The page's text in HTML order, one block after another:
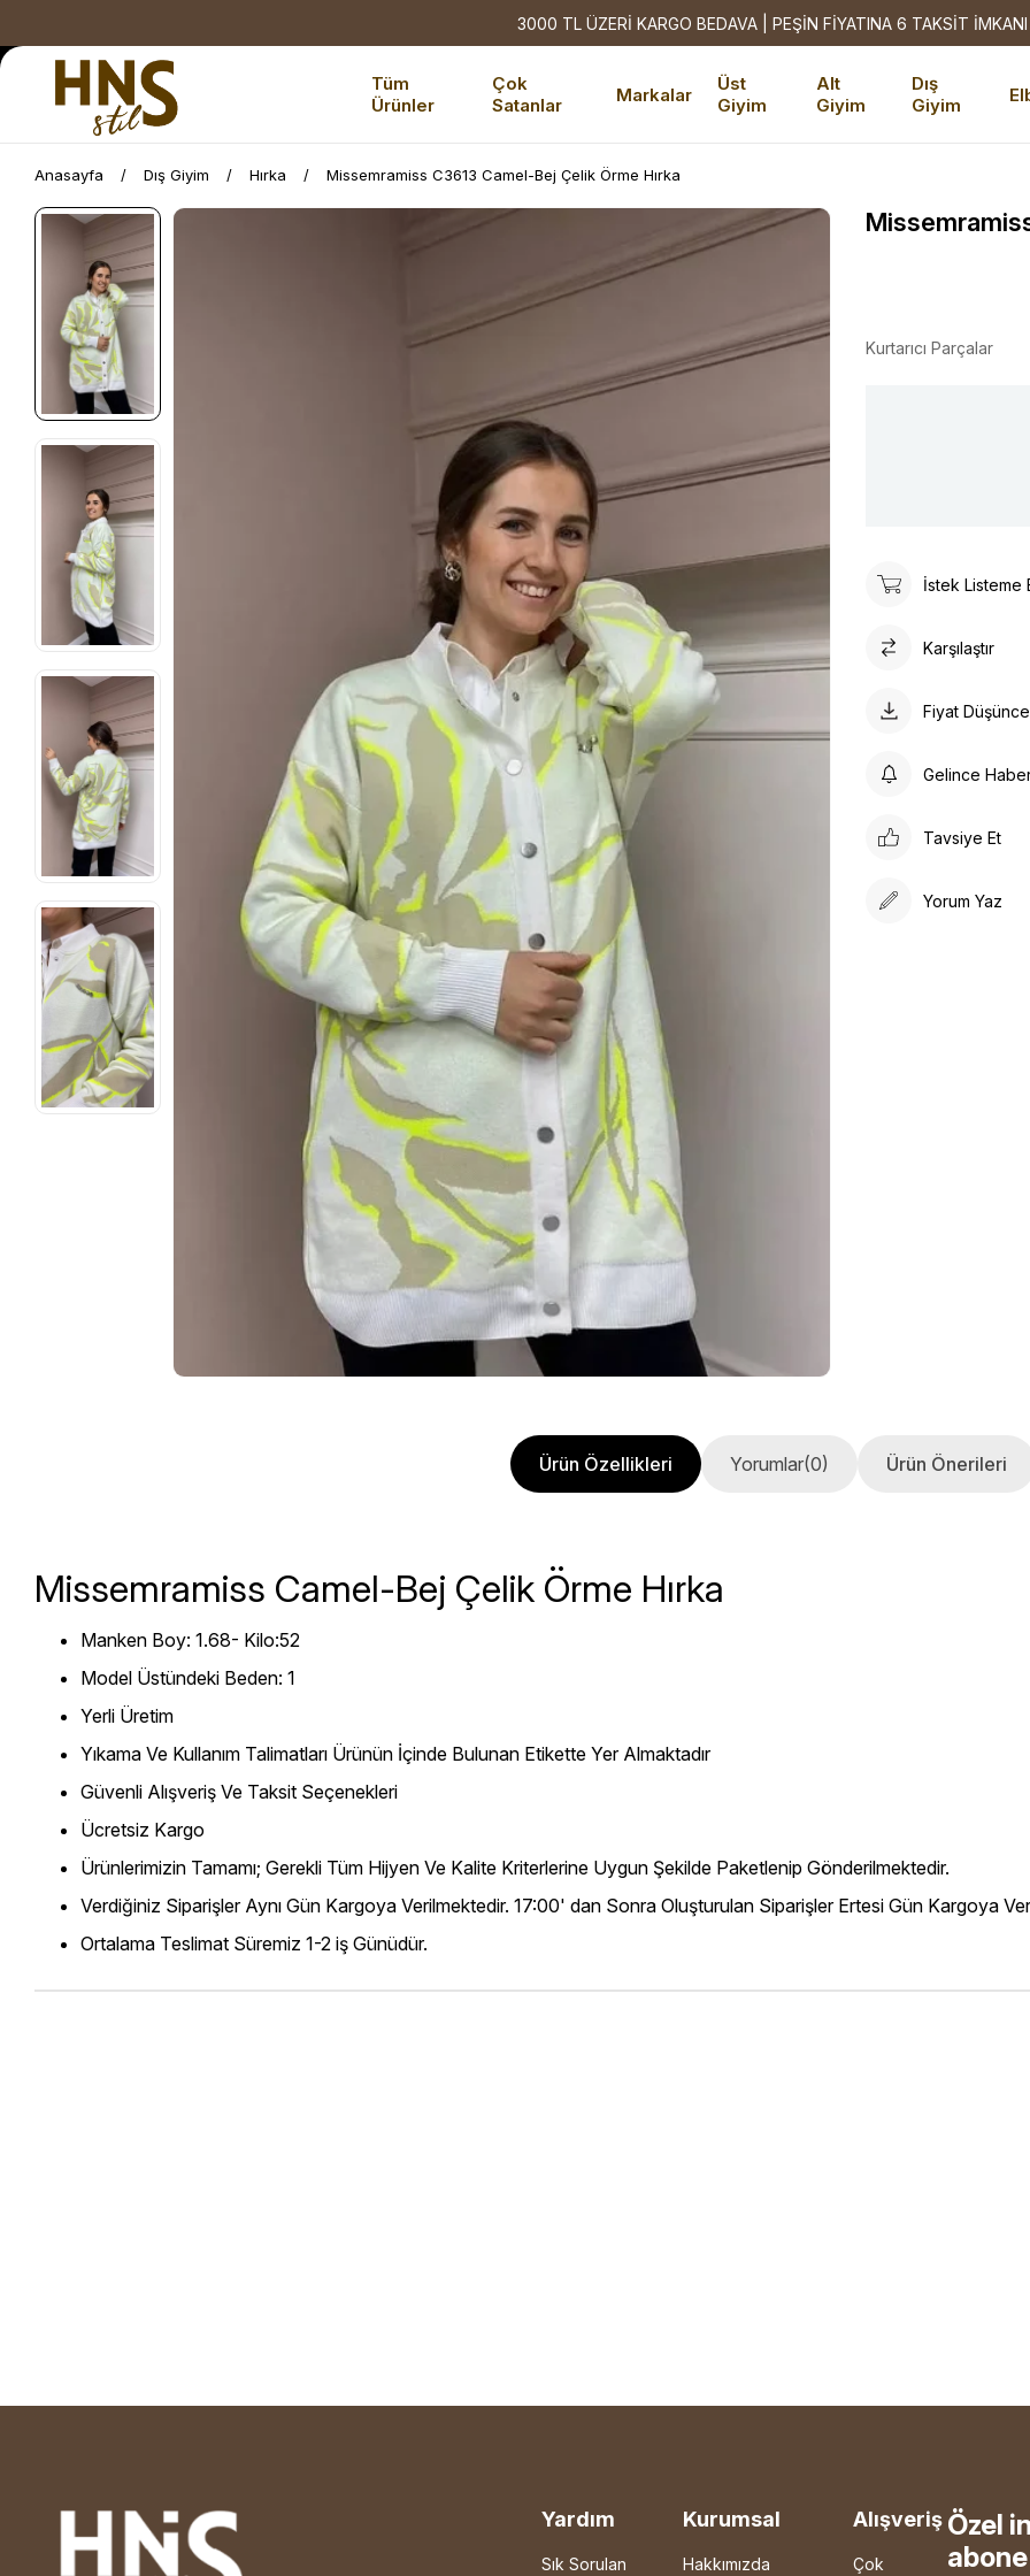
3000 TL ÜZERİ KARGO BEDAVA | PEŞİN FİYATINA 6 TAKSİT İMKANI
Tüm
Ürünler
Çok
Satanlar
Markalar
Üst
Giyim
Alt
Giyim
Dış
Giyim
Anasayfa Dış Giyim Hırka Missemramiss C3613 Camel-Bej Çelik Örme Hırka
Kurtarıcı Parçalar
İstek Listeme
Karşılaştır
Fiyat
Gelince
Tavsiye Et
Yorum Yaz
Ürün Özellikleri Yorumlar(0) Ürün Önerileri
Missemramiss Camel-Bej Çelik Örme Hırka
Manken Boy: 1.68- Kilo:52
Model Üstündeki Beden: 1
Yerli Üretim
Yıkama Ve Kullanım Talimatları Ürünün İçinde Bulunan Etikette Yer Almaktadır
Güvenli Alışveriş Ve Taksit Seçenekleri
Ücretsiz Kargo
Ürünlerimizin Tamamı; Gerekli Tüm Hijyen Ve Kalite Kriterlerine Uygun Şekilde Paketlenip Gönderilmektedir.
Verdiğiniz Siparişler Aynı Gün Kargoya Verilmektedir. 17:00' dan Sonra Oluşturulan Siparişler Ertesi Gün Kargoya
Ortalama Teslimat Süremiz 1-2 iş Günüdür.
Yardım
Sık Sorulan
Kurumsal
Hakkımızda
Alışveriş
Çok
Özel